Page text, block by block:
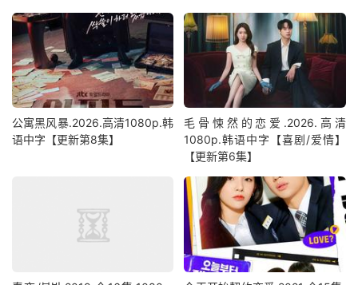
公寓黑风暴.2026.高清1080p.韩
语中字【更新第8集】
毛骨悚然的恋爱.2026.高清
1080p.韩语中字【喜剧/爱情】
【更新第6集】